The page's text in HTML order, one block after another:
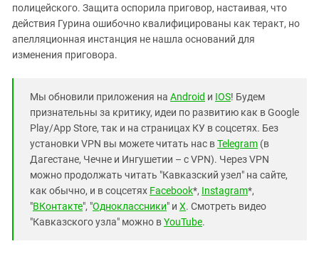
полицейского. Защита оспорила приговор, настаивая, что
действия Гурина ошибочно квалифицированы как теракт, но
апелляционная инстанция не нашла оснований для
изменения приговора.
Мы обновили приложения на Android и IOS! Будем
признательны за критику, идеи по развитию как в Google
Play/App Store, так и на страницах КУ в соцсетях. Без
установки VPN вы можете читать нас вTelegram (в
Дагестане, Чечне и Ингушетии – с VPN). Через VPN
можно продолжать читать "Кавказский узел" на сайте,
как обычно, и в соцсетях Facebook*, Instagram*,
"ВКонтакте", "Одноклассники" и X. Смотреть видео
"Кавказского узла" можно вYouTube.